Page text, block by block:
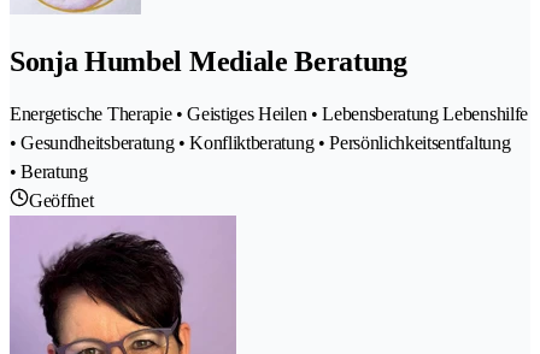
Sonja Humbel Mediale Beratung
Energetische Therapie • Geistiges Heilen • Lebensberatung Lebenshilfe
• Gesundheitsberatung • Konfliktberatung • Persönlichkeitsentfaltung
• Beratung
Geöffnet